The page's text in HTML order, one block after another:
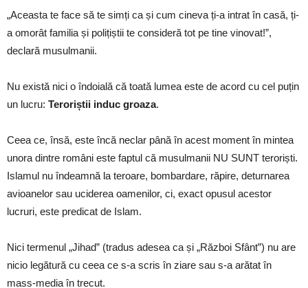
„Aceasta te face să te simți ca și cum cineva ți-a intrat în casă, ți-
a omorât familia și polițiștii te consideră tot pe tine vinovat!”,
declară musulmanii.
Nu există nici o îndoială că toată lumea este de acord cu cel puțin
un lucru: Teroriștii induc groaza.
Ceea ce, însă, este încă neclar până în acest moment în mintea
unora dintre români este faptul că musulmanii NU SUNT teroriști.
Islamul nu îndeamnă la teroare, bombardare, răpire, deturnarea
avioanelor sau uciderea oamenilor, ci, exact opusul acestor
lucruri, este predicat de Islam.
Nici termenul „Jihad” (tradus adesea ca și „Război Sfânt”) nu are
nicio legătură cu ceea ce s-a scris în ziare sau s-a arătat în
mass-media în trecut.